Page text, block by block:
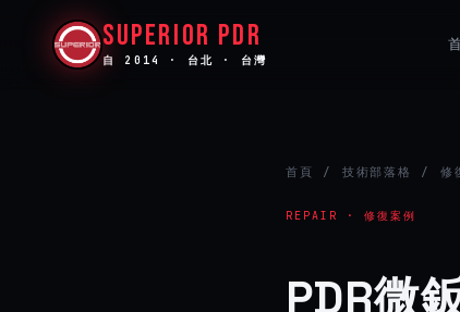
SUPERIOR PDR
自 2014 · 台北 · 台灣
首頁 / 技術部落格 / 修
REPAIR · 修復案例
PDR微